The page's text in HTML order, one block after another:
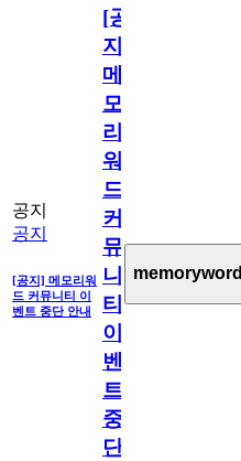
공지
공지
[공지] 메모리워
드 커뮤니티 이
벤트 중단 안내
[공
지]
메
모
리
워
드
커
뮤
니
티
이
벤
트
중
단
memoryword